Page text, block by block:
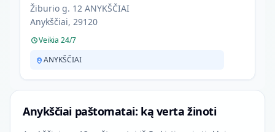
Žiburio g. 12 ANYKŠČIAI
Anykščiai, 29120
Veikia 24/7
ANYKŠČIAI
Anykščiai paštomatai: ką verta žinoti